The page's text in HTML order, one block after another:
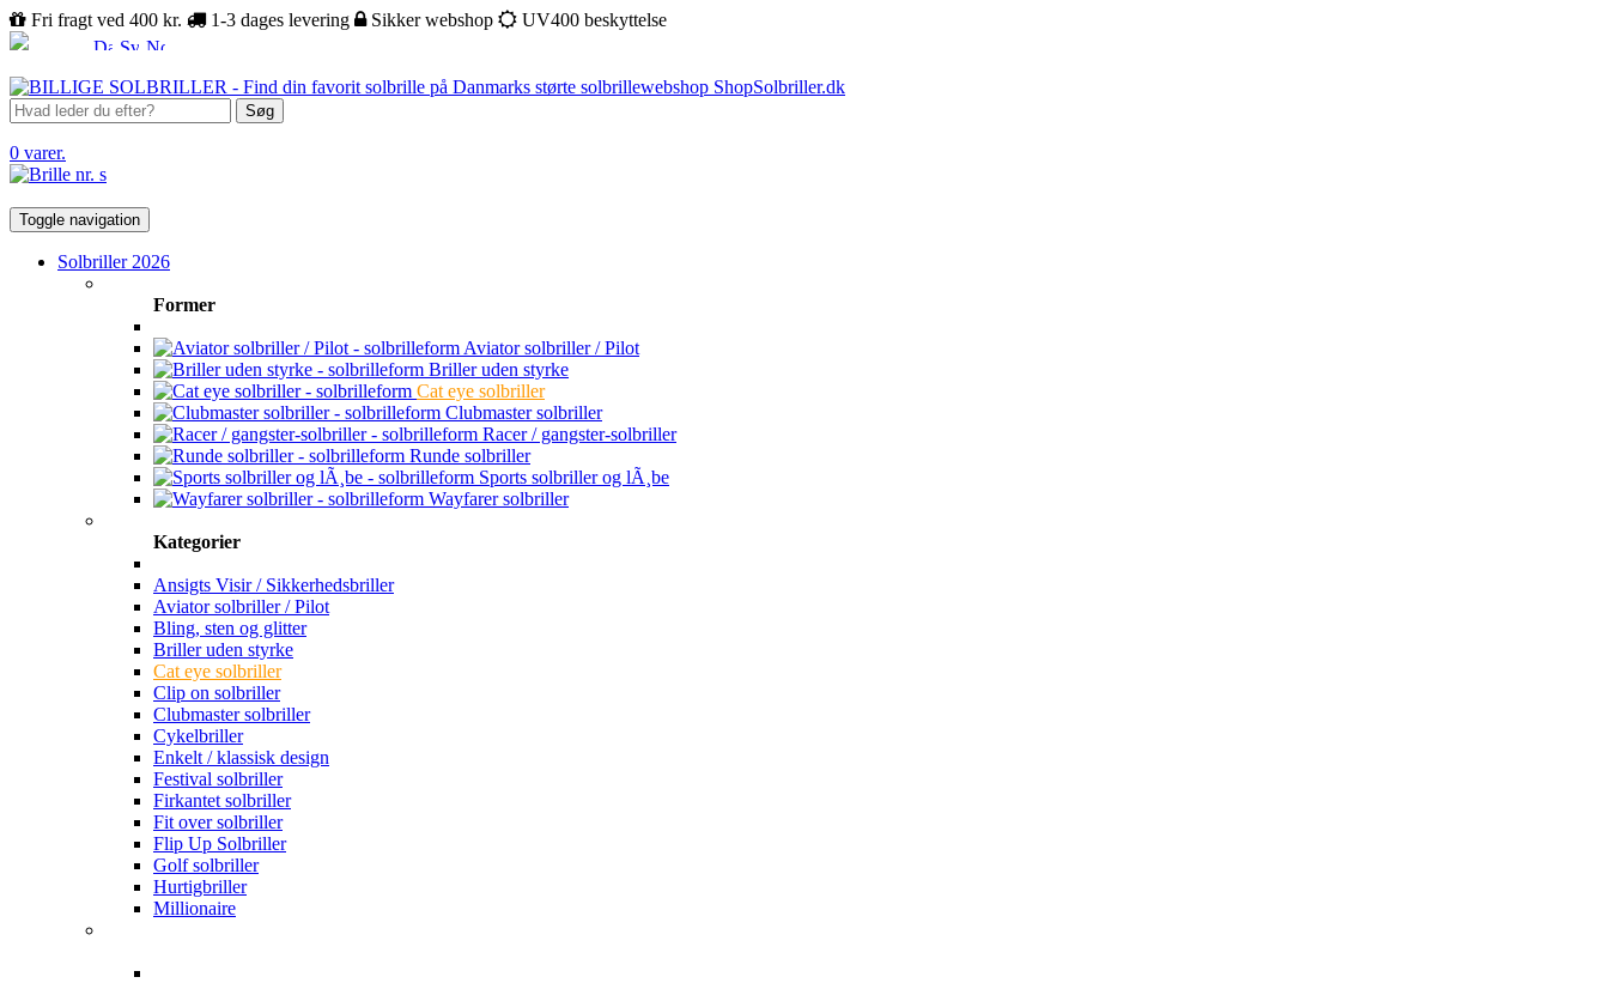
Fri fragt ved 400 kr. 1-3 dages levering Sikker webshop UV400 beskyttelse
Søg
0 varer.
Toggle navigation
Solbriller 2026
Former
Aviator solbriller / Pilot
Briller uden styrke
Cat eye solbriller
Clubmaster solbriller
Racer / gangster-solbriller
Runde solbriller
Sports solbriller og lÃ¸be
Wayfarer solbriller
Kategorier
Ansigts Visir / Sikkerhedsbriller
Aviator solbriller / Pilot
Bling, sten og glitter
Briller uden styrke
Cat eye solbriller
Clip on solbriller
Clubmaster solbriller
Cykelbriller
Enkelt / klassisk design
Festival solbriller
Firkantet solbriller
Fit over solbriller
Flip Up Solbriller
Golf solbriller
Hurtigbriller
Millionaire